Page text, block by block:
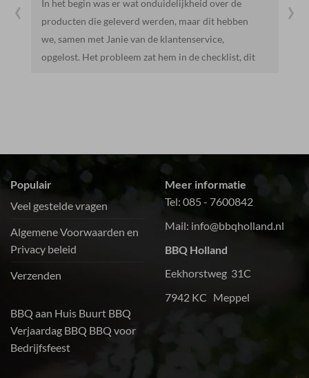
Heel vriendelijk en behulpzaam. Mooie en lekkere
producten. We gaan hier zeker vaker heen.
‹ ›
Populair
Veel gestelde vragen
Algemene Voorwaarden en
Privacy beleid
Verzenden
BBQ aan Huis Buurt BBQ
Verjaardag BBQ BBQ voor
Bedrijfsfeest
Meer informatie
Tel: 085 - 7600842
Mail: info@bbqholland.nl
BBQ Holland
Eekhorstweg 31C
7942 KC Meppel